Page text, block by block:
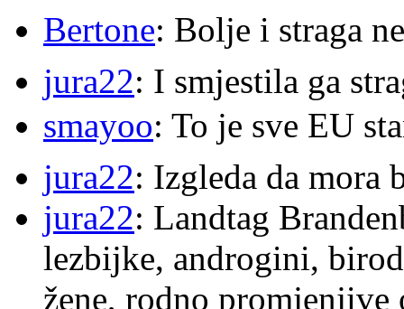
Bertone: Bolje i straga
jura22: I smjestila ga
smayoo: To je sve EU
jura22: Izgleda da mora
jura22: Landtag
lezbijke, androgini,
žene, rodno